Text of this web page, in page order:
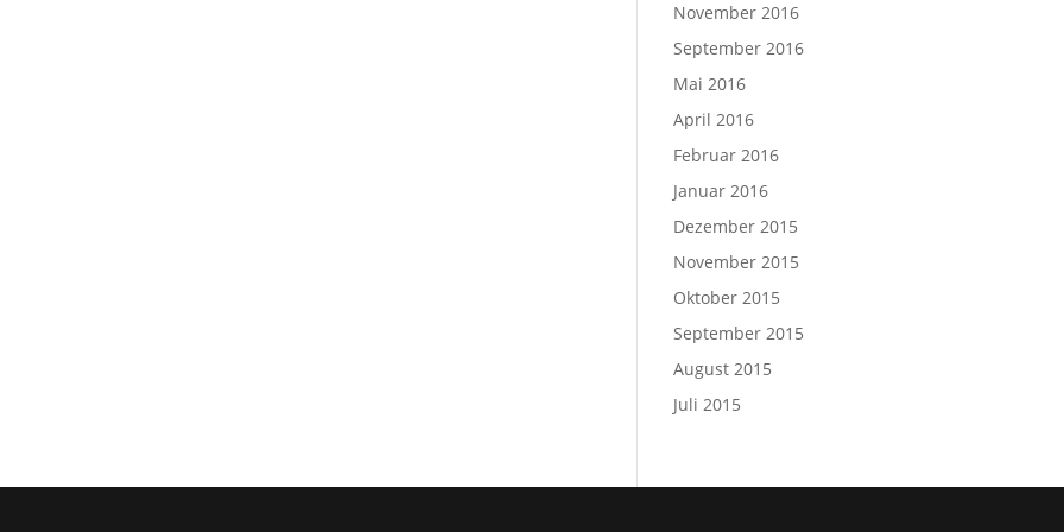
November 2016
September 2016
Mai 2016
April 2016
Februar 2016
Januar 2016
Dezember 2015
November 2015
Oktober 2015
September 2015
August 2015
Juli 2015